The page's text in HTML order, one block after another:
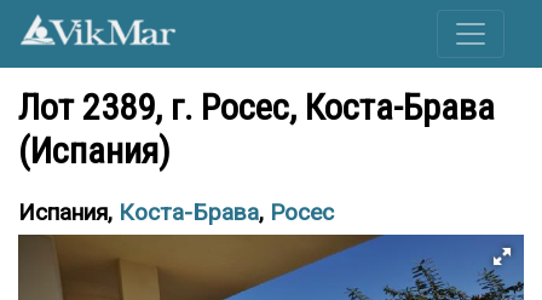
Лот 2389, г. Росес, Коста-Брава
(Испания)
Испания, Коста-Брава, Росес